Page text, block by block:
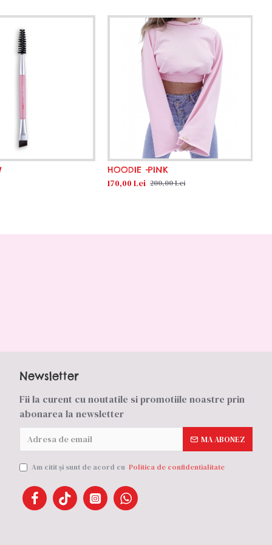
HOODIE -PINK
170,00 Lei 200,00 Lei
Newsletter
Fii la curent cu noutatile si promotiile noastre prin
abonarea la newsletter
MA ABONEZ
Am citit şi sunt de acord cu Politica de confidentialitate